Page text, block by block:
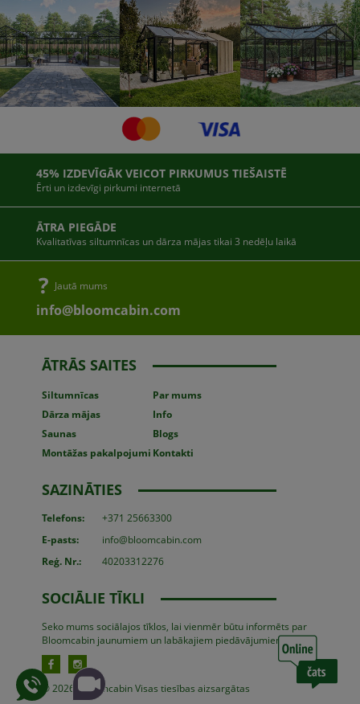
45% IZDEVĪGĀK VEICOT PIRKUMUS TIEŠAISTĒ
Ērti un izdevīgi pirkumi internetā
ĀTRA PIEGĀDE
Kvalitatīvas siltumnīcas un dārza mājas tikai 3 nedēļu laikā
Jautā mums
info@bloomcabin.com
ĀTRĀS SAITES
Siltumnīcas
Dārza mājas
Saunas
Montāžas pakalpojumi
Par mums
Info
Blogs
Kontakti
SAZINĀTIES
Telefons:
+371 25663300
E-pasts:
info@bloomcabin.com
Reģ. Nr.:
40203312276
SOCIĀLIE TĪKLI
Seko mums sociālajos tīklos, lai vienmēr būtu informēts par
Bloomcabin jaunumiem un labākajiem piedāvājumiem:
© 2026, Bloomcabin Visas tiesības aizsargātas